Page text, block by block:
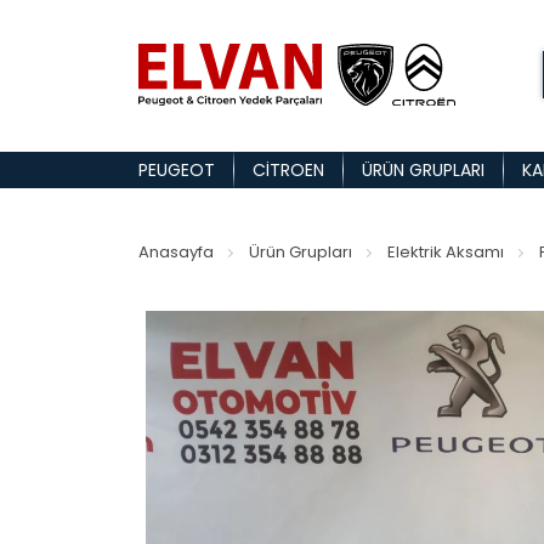
PEUGEOT CITROEN ÜRÜN GRUPLARI
Anasayfa Ürün Grupları Elektrik Aksamı